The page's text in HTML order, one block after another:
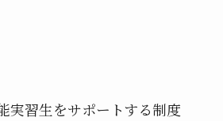
実習生をサポートする制度